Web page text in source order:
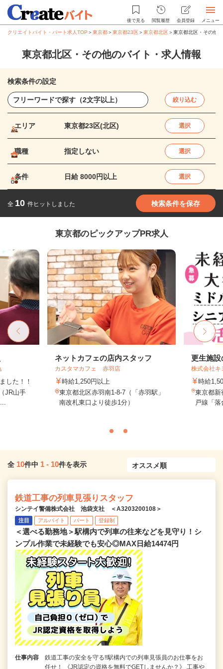
後で見る 閲覧履歴 会員登録 メニュー
クリエイトバイト・パート求人TOP ＞東京都＞東京都23区＞東京都北区＞東京都北区・その他
東京都北区・その他のバイト・求人情報
検索条件の設定
絞り込む
エリア 東京都23区(北区) 選択
職種 指定しない 選択
条件 日給 8000円以上 選択
全 10 件ヒットしました 検索条件を保存
東京都のピックアップPR求人
した！！
JR山手
ネットカフェの店内スタッフ
カスタマカフェ 赤羽店
時給1,250円以上
東京都北区赤羽南1-8-7（「赤羽駅」
南改札東口より徒歩1分）
更生施設
株式会社キ
時給
東京都新
戸線「
全 10件中 1 - 10件を表示
鉄道工事の列車見張りスタッフ
シンテイ警備株式会社 池袋支社 ＜A3203200108＞
注目 アルバイト パート 登録制
＜選べる勤務地＞駅構内で列車の往来などを見守り！シ
ンプル作業で未経験でも安心◎MAX日給14474円
仕事内容
鉄道工事の安全を守る!!駅構内での列車見張員のお仕事をお
任せ！ 《JR認定の資格を無料でGETしませんか？》 工事や